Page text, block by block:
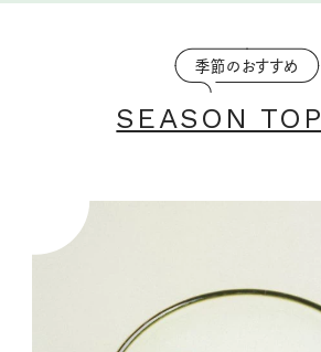
季節のおすすめ
SEASON